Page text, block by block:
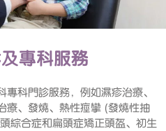
專科服務
科門診服務，例如濕疹治療、
療、發燒、熱性痙攣 (發燒性抽
綜合症和扁頭症矯正頭盔、初生